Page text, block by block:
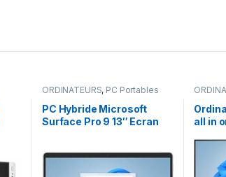
ORDINATEURS, PC Portables
PC Hybride Microsoft
Surface Pro 9 13″ Ecran
all in
i7, 16
de
dur,